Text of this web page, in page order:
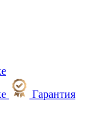
Гарантия